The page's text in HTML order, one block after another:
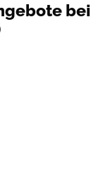
bei